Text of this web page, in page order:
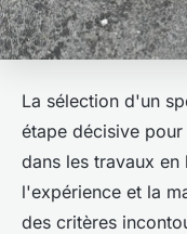
La sélection d'un
étape décisive
dans les travaux en
l'expérience et la
des critères